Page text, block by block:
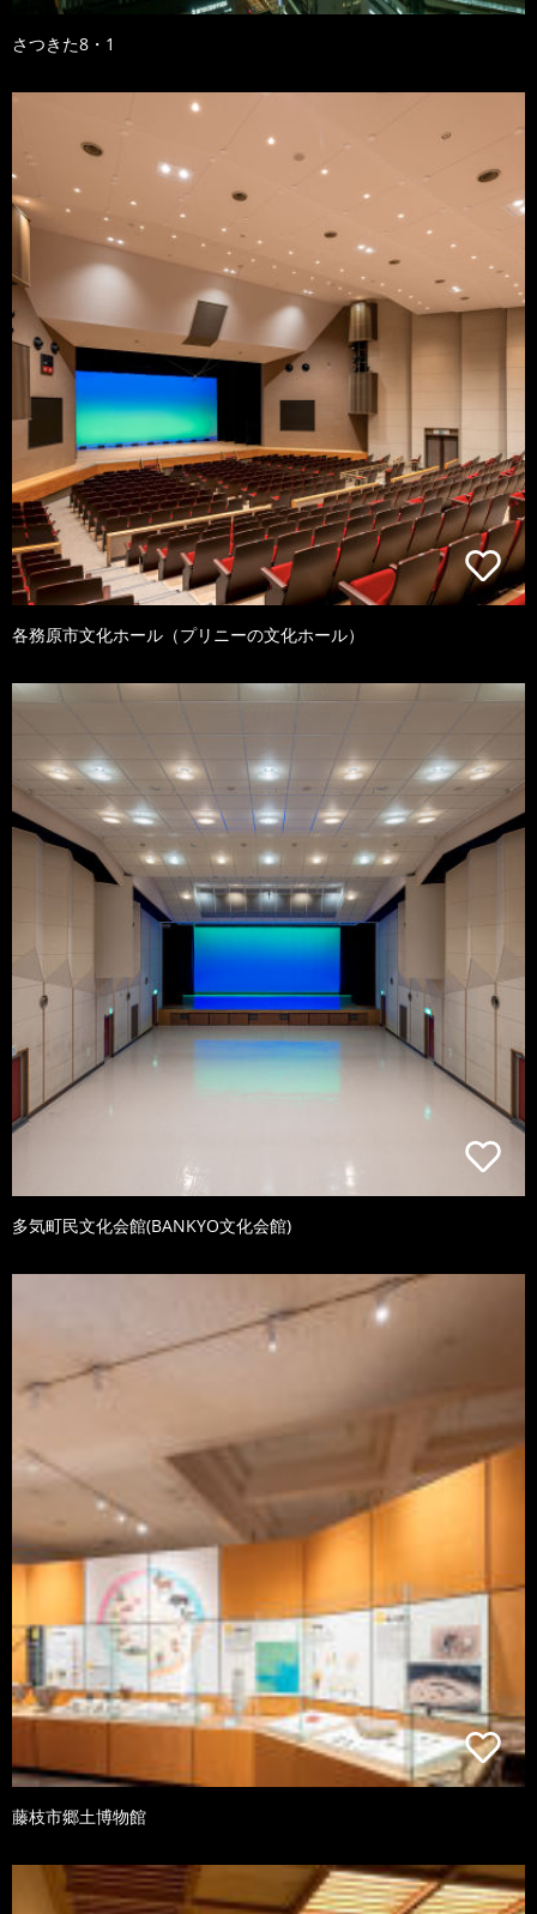
さつきた8・1
各務原市文化ホール（プリニーの文化ホール）
多気町民文化会館(BANKYO文化会館)
藤枝市郷土博物館